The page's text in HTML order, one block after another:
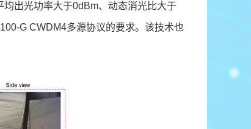
出光功率大于0dBm、动态消光比大于
G CWDM4多源协议的要求。该技术也